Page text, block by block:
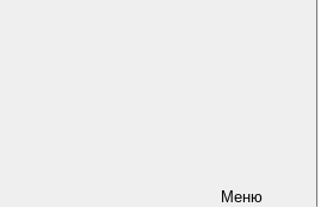
Меню